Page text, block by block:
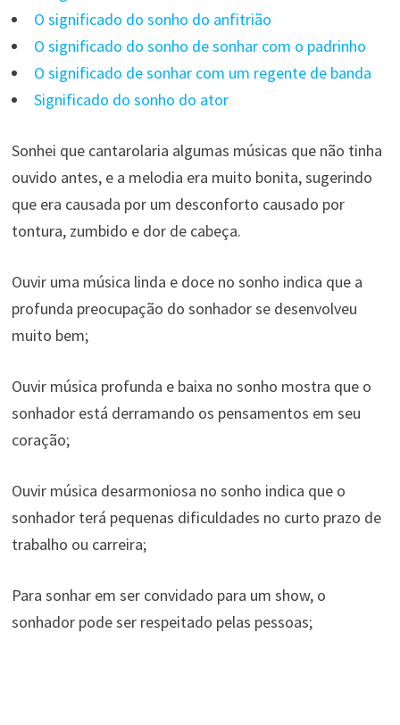
O significado do sonho do anfitrião
O significado do sonho de sonhar com o padrinho
O significado de sonhar com um regente de banda
Significado do sonho do ator
Sonhei que cantarolaria algumas músicas que não tinha
ouvido antes, e a melodia era muito bonita, sugerindo
que era causada por um desconforto causado por
tontura, zumbido e dor de cabeça.
Ouvir uma música linda e doce no sonho indica que a
profunda preocupação do sonhador se desenvolveu
muito bem;
Ouvir música profunda e baixa no sonho mostra que o
sonhador está derramando os pensamentos em seu
coração;
Ouvir música desarmoniosa no sonho indica que o
sonhador terá pequenas dificuldades no curto prazo de
trabalho ou carreira;
Para sonhar em ser convidado para um show, o
sonhador pode ser respeitado pelas pessoas;